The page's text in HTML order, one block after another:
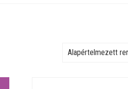
Alapértelmezett